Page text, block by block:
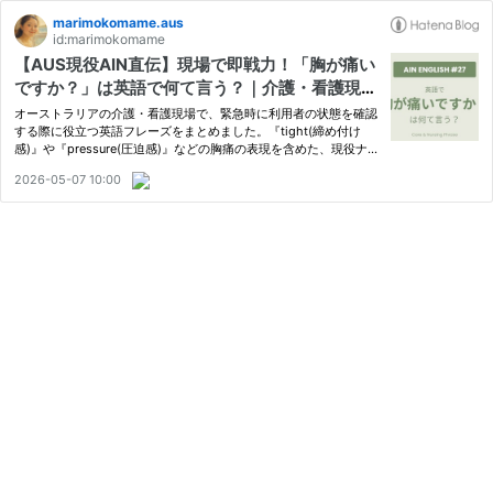
marimokomame.aus
id:marimokomame
【AUS現役AIN直伝】現場で即戦力！「胸が痛い
ですか？」は英語で何て言う？｜介護・看護現場
で使う英語フレーズ【AIN英語 #27】
オーストラリアの介護・看護現場で、緊急時に利用者の状態を確認
する際に役立つ英語フレーズをまとめました。『tight(締め付け
感)』や『pressure(圧迫感)』などの胸痛の表現を含めた、現役ナー
で解説します。
2026-05-07 10:00